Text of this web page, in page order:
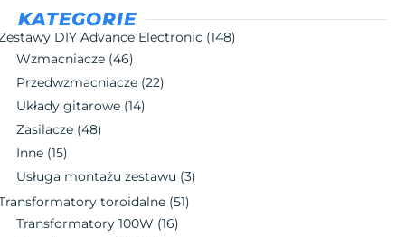
KATEGORIE
DIY Advance Electronic (148)
Wzmacniacze (46)
Przedwzmacniacze (22)
Układy gitarowe (14)
Zasilacze (48)
Inne (15)
Usługa montażu zestawu (3)
toroidalne (51)
Transformatory 100W (16)